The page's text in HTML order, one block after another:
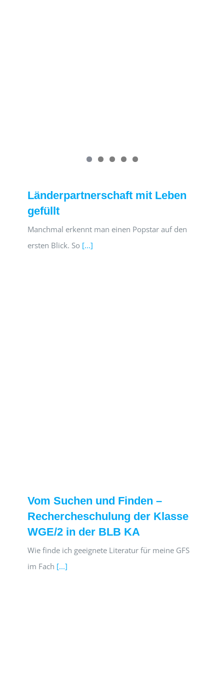
Länderpartnerschaft mit Leben
gefüllt
Manchmal erkennt man einen Popstar auf den
ersten Blick. So [...]
Vom Suchen und Finden –
Rechercheschulung der Klasse
WGE/2 in der BLB KA
Wie finde ich geeignete Literatur für meine GFS
im Fach [...]